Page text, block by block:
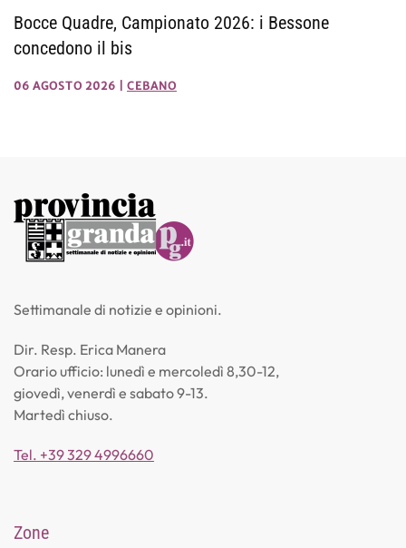
Bocce Quadre, Campionato 2026: i Bessone
concedono il bis
06 AGOSTO 2026 CEBANO
Settimanale di notizie e opinioni.
Dir. Resp. Erica Manera
Orario ufficio: lunedì e mercoledì 8,30-12,
giovedì, venerdì e sabato 9-13.
Martedì chiuso.
Tel. +39 329 4996660
Zone